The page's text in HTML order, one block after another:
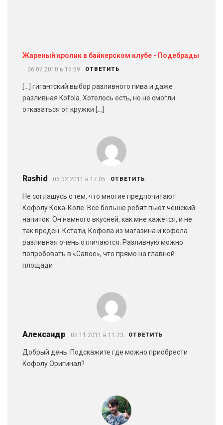
Жареный кролик в байкерском клубе - Подебрады
06.07.2010 в 16:59 ОТВЕТИТЬ
[…] гигантский выбор разливного пива и даже
разливная Kofola. Хотелось есть, но не смогли
отказаться от кружки […]
Rashid 06.02.2011 в 17:05 ОТВЕТИТЬ
Не соглашусь с тем, что многие предпочитают
Кофолу Кока-Коле. Всё больше ребят пьют чешский
напиток. Он намного вкусней, как мне кажется, и не
так вреден. Кстати, Кофола из магазина и кофола
разливная очень отличаются. Разливную можно
попробовать в «Савое», что прямо на главной
площади
Александр 02.11.2011 в 11:23 ОТВЕТИТЬ
Добрый день. Подскажите где можно приобрести
Кофолу Оригинал?